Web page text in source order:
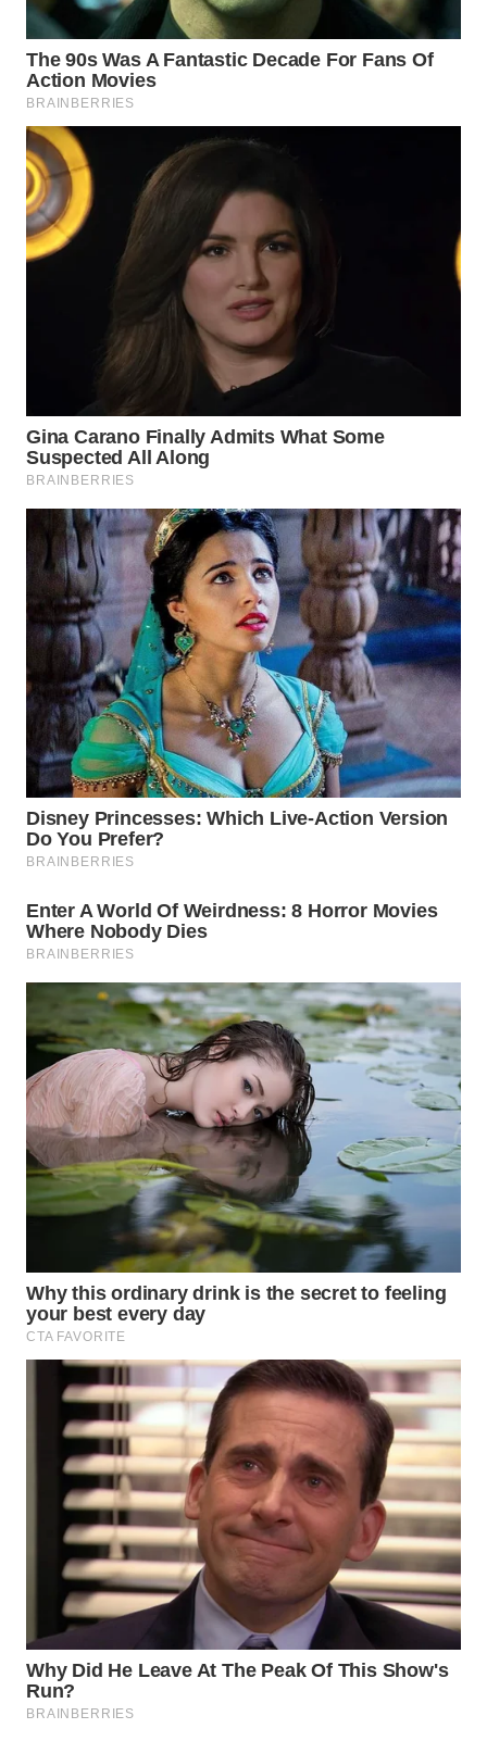
Wahana
Media
Group
WAHANA
NEWS
WAHANA
TANI
WAHANA
INFRASTRUKTUR
WAHANA
KONSUMEN
WAHANA
LISTRIK
WAHANA
TRAVEL
WAHANA
TV
WAHANANEWS
ID
WAHANANEWS
WAHANANEWS
WAHANA
SPORT
WAHANA
UMKM
WAHANA
SELEB
WAHANA
PERSONA
WAHANA
OTOMOTIF
WAHANA
HEALTH
WAHANA
DESA
WISATA
LAPAK
WAHANA
Wahana
Network